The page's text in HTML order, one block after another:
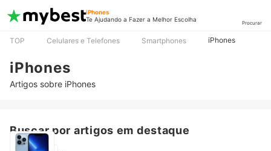
iPhones
Te Ajudando a Fazer a Melhor Escolha
Procurar
TOP Celulares e Telefones Smartphones iPhones
iPhones
Artigos sobre iPhones
Buscar por artigos em destaque